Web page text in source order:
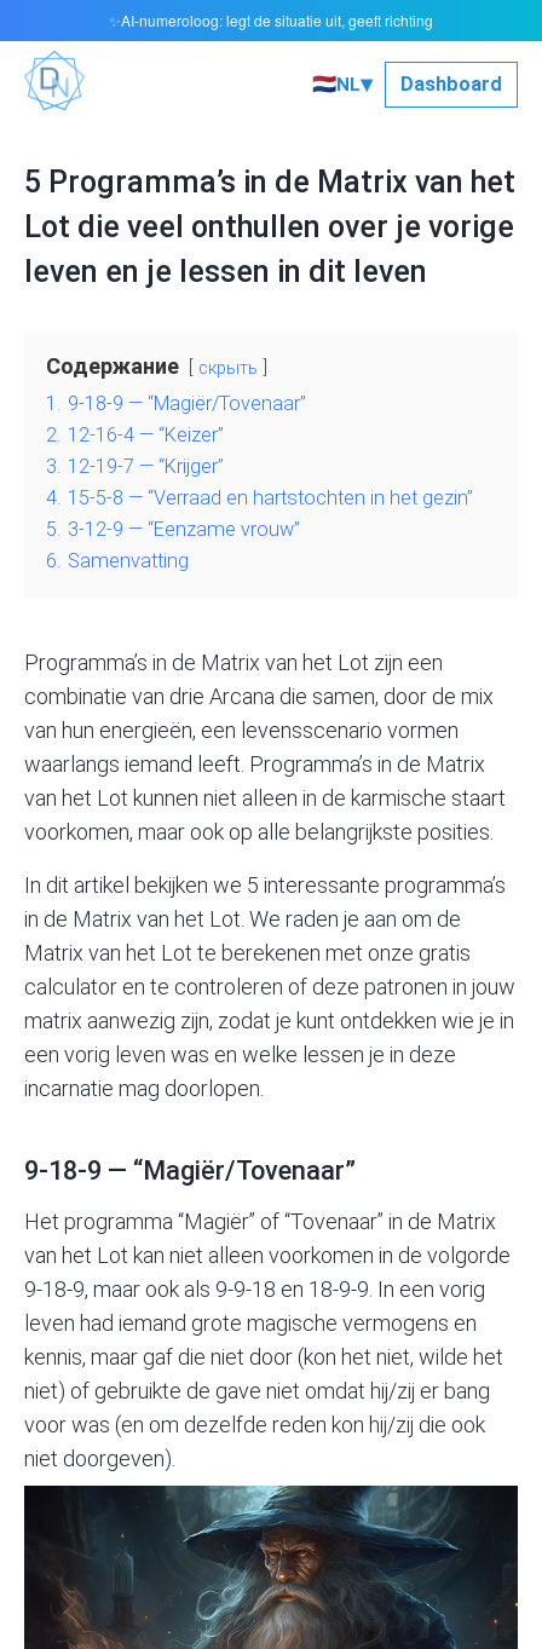
🇳🇱NL▾ Dashboard
5 Programma’s in de Matrix van het
Lot die veel onthullen over je vorige
leven en je lessen in dit leven
Содержание скрыть
1. 9-18-9 — “Magiër/Tovenaar”
2. 12-16-4 — “Keizer”
3. 12-19-7 — “Krijger”
4. 15-5-8 — “Verraad en hartstochten in het gezin”
5. 3-12-9 — “Eenzame vrouw”
6. Samenvatting
Programma’s in de Matrix van het Lot zijn een
combinatie van drie Arcana die samen, door de mix
van hun energieën, een levensscenario vormen
waarlangs iemand leeft. Programma’s in de Matrix
van het Lot kunnen niet alleen in de karmische staart
voorkomen, maar ook op alle belangrijkste posities.
In dit artikel bekijken we 5 interessante programma’s
in de Matrix van het Lot. We raden je aan om de
Matrix van het Lot te berekenen met onze gratis
calculator en te controleren of deze patronen in jouw
matrix aanwezig zijn, zodat je kunt ontdekken wie je in
een vorig leven was en welke lessen je in deze
incarnatie mag doorlopen.
9-18-9 — “Magiër/Tovenaar”
Het programma “Magiër” of “Tovenaar” in de Matrix
van het Lot kan niet alleen voorkomen in de volgorde
9-18-9, maar ook als 9-9-18 en 18-9-9. In een vorig
leven had iemand grote magische vermogens en
kennis, maar gaf die niet door (kon het niet, wilde het
niet) of gebruikte de gave niet omdat hij/zij er bang
voor was (en om dezelfde reden kon hij/zij die ook
niet doorgeven).
✨AI-numeroloog: legt de situatie uit, geeft richting